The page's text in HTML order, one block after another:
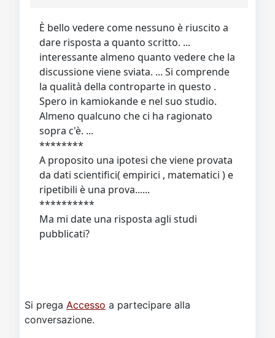
È bello vedere come nessuno è riuscito a
dare risposta a quanto scritto. ...
interessante almeno quanto vedere che la
discussione viene sviata. ... Si comprende
la qualità della controparte in questo .
Spero in kamiokande e nel suo studio.
Almeno qualcuno che ci ha ragionato
sopra c'è. ...
********
A proposito una ipotesi che viene provata
da dati scientifici( empirici , matematici ) e
ripetibili è una prova......
**********
Ma mi date una risposta agli studi
pubblicati?
Si prega Accesso a partecipare alla
conversazione.